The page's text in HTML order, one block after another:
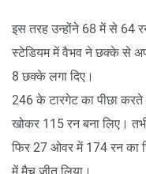
इस तरह उन्होंने 68 में से 64
स्टेडियम में वैभव ने छक्के से
8 छक्के लगा दिए।
246 के टारगेट का पीछा
खोकर 115 रन बना लिए।
फिर 27 ओवर में 174 रन का